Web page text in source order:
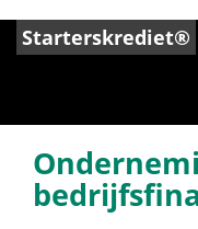
Starterskrediet®